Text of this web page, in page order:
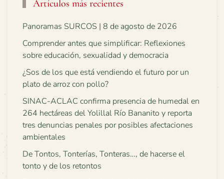
Artículos más recientes
Panoramas SURCOS | 8 de agosto de 2026
Comprender antes que simplificar: Reflexiones
sobre educación, sexualidad y democracia
¿Sos de los que está vendiendo el futuro por un
plato de arroz con pollo?
SINAC-ACLAC confirma presencia de humedal en
264 hectáreas del Yolillal Río Bananito y reporta
tres denuncias penales por posibles afectaciones
ambientales
De Tontos, Tonterías, Tonteras…, de hacerse el
tonto y de los retontos